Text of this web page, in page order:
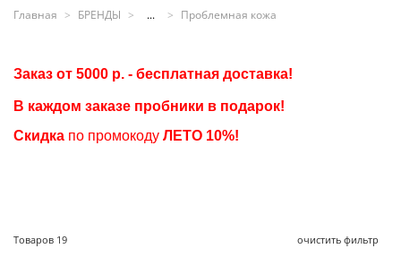
Главная БРЕНДЫ ... Проблемная кожа
Заказ от 5000 р. - бесплатная доставка!
В каждом заказе пробники в подарок!
Скидка по промокоду ЛЕТО 10%!
Товаров 19 очистить фильтр